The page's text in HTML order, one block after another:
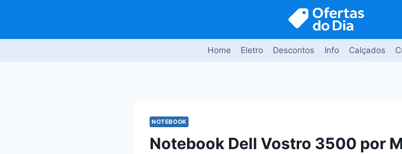
Home Eletro Descontos Info Calçados
NOTEBOOK
Notebook Dell Vostro 3500 por